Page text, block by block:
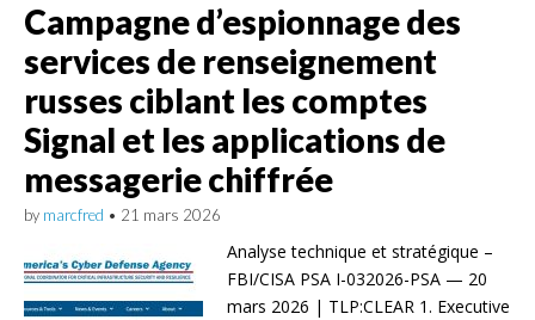
Campagne d’espionnage des
services de renseignement
russes ciblant les comptes
Signal et les applications de
messagerie chiffrée
by marcfred • 21 mars 2026
Analyse technique et stratégique –
FBI/CISA PSA I-032026-PSA — 20
mars 2026 | TLP:CLEAR 1. Executive